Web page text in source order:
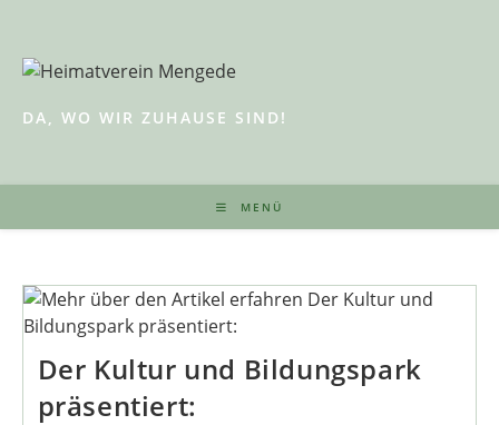
springen
DA, WO WIR ZUHAUSE SIND!
MENÜ
Der Kultur und Bildungspark
präsentiert: